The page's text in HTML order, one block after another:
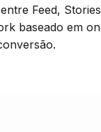
Feed,
baseado em